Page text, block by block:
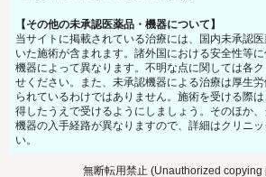
【その他の未承認医薬品・機器について】
当サイトに掲載されている治療には、国内未承認
いた施術が含まれます。諸外国における安全性等
機器によって異なります。不明な点に関しては各
せください。また、未承認機器による治療は厚生
られているわけではありません。施術を受ける際
得したうえで受けるようにしましょう。そのほか
機器の入手経路が異なりますので、詳細はクリニ
い。
無断転用禁止 (Unauthorized copying